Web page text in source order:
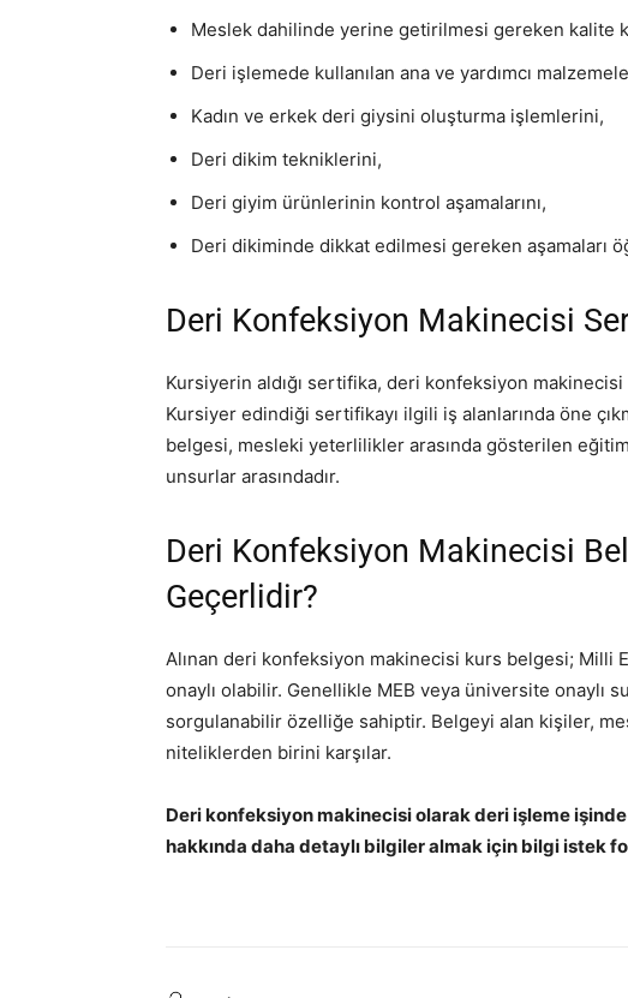
Meslek dahilinde yerine getirilmesi gereken kalite
Deri işlemede kullanılan ana ve yardımcı
Kadın ve erkek deri giysini oluşturma işlemlerini,
Deri dikim tekniklerini,
Deri giyim ürünlerinin kontrol aşamalarını,
Deri dikiminde dikkat edilmesi gereken aşamaları
Deri Konfeksiyon Makinecisi
Kursiyerin aldığı sertifika, deri konfeksiyon
Kursiyer edindiği sertifikayı ilgili iş alanlarında öne
belgesi, mesleki yeterlilikler arasında gösterilen eğitim
unsurlar arasındadır.
Deri Konfeksiyon Makinecisi
Geçerlidir?
Alınan deri konfeksiyon makinecisi kurs belgesi; Milli
onaylı olabilir. Genellikle MEB veya üniversite onaylı
sorgulanabilir özelliğe sahiptir. Belgeyi alan kişiler,
niteliklerden birini karşılar.
Deri konfeksiyon makinecisi olarak deri işleme
hakkında daha detaylı bilgiler almak için bilgi istek